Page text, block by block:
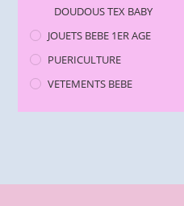
DOUDOUS TEX BABY
JOUETS BEBE 1ER AGE
PUERICULTURE
VETEMENTS BEBE